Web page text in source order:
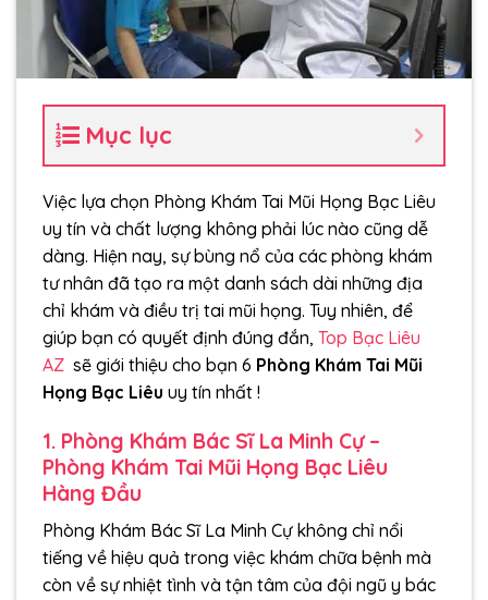
Mục lục
Việc lựa chọn Phòng Khám Tai Mũi Họng Bạc Liêu
uy tín và chất lượng không phải lúc nào cũng dễ
dàng. Hiện nay, sự bùng nổ của các phòng khám
tư nhân đã tạo ra một danh sách dài những địa
chỉ khám và điều trị tai mũi họng. Tuy nhiên, để
giúp bạn có quyết định đúng đắn, Top Bạc Liêu
AZ sẽ giới thiệu cho bạn 6 Phòng Khám Tai Mũi
Họng Bạc Liêu uy tín nhất !
1. Phòng Khám Bác Sĩ La Minh Cự –
Phòng Khám Tai Mũi Họng Bạc Liêu
Hàng Đầu
Phòng Khám Bác Sĩ La Minh Cự không chỉ nổi
tiếng về hiệu quả trong việc khám chữa bệnh mà
còn về sự nhiệt tình và tận tâm của đội ngũ y bác